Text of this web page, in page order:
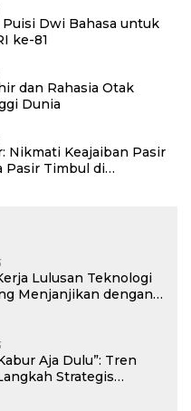
Dwi Bahasa untuk
ke-81
dan Rahasia Otak
Dunia
Nikmati Keajaiban Pasir
Pasir Timbul di
Lulusan Teknologi
Menjanjikan dengan
Aja Dulu”: Tren
Strategis